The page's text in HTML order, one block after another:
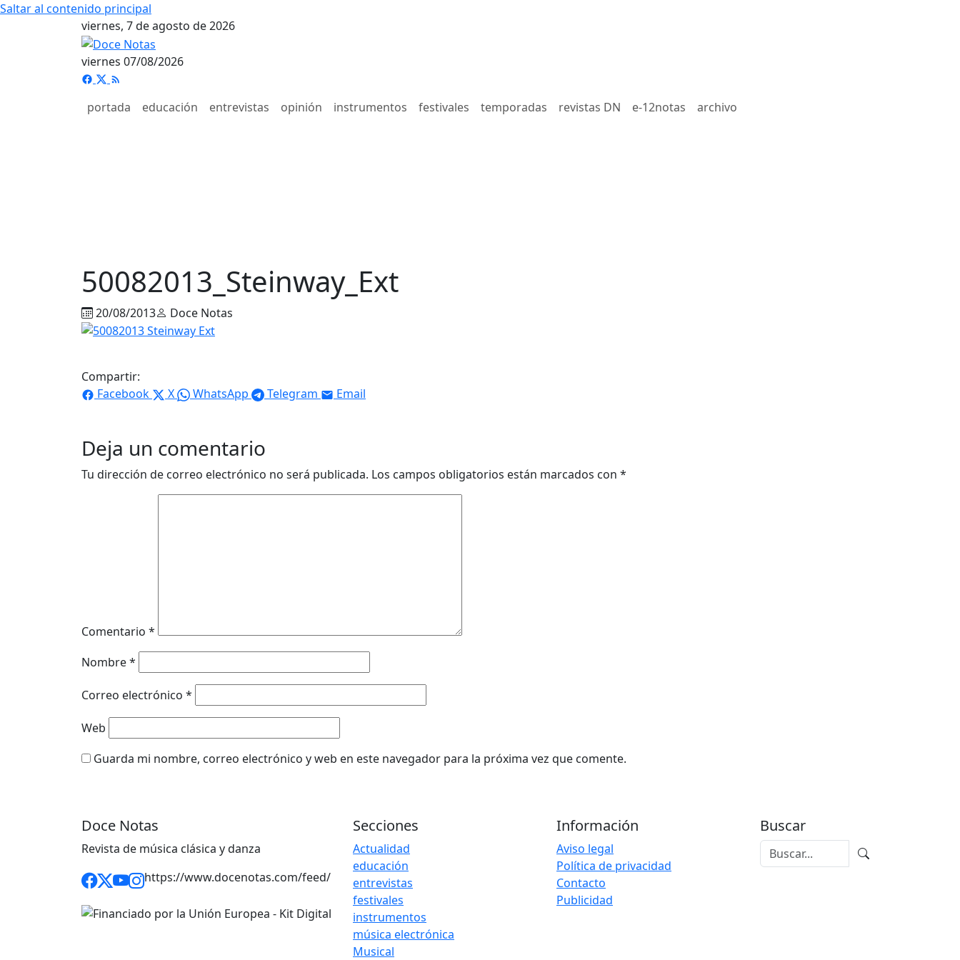
Saltar al contenido principal
viernes, 7 de agosto de 2026
viernes 07/08/2026
portada educación entrevistas opinión instrumentos festivales temporadas revistas DN e-12notas archivo
50082013_Steinway_Ext
20/08/2013 Doce Notas
Compartir:
Facebook
X WhatsApp Telegram Email
Deja un comentario
Tu dirección de correo electrónico no será publicada. Los campos obligatorios están marcados con *
Comentario *
Nombre*
Correo electrónico *
Web
Guarda mi nombre, correo electrónico y web en este navegador para la próxima vez que comente.
Doce Notas
Revista de música clásica y danza
https://www.docenotas.com/feed/
Secciones
Actualidad
educación
entrevistas
festivales
instrumentos
música electrónica
Musical
Información
Aviso legal
Política de privacidad
Contacto
Publicidad
Buscar